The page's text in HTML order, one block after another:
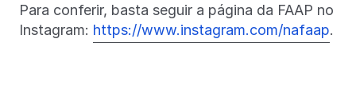
Para conferir, basta seguir a página da FAAP no
Instagram: https://www.instagram.com/nafaap.